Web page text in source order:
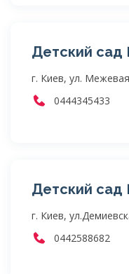
Детский
г. Киев, ул.
0444345433
Детский
г. Киев,
0442588682